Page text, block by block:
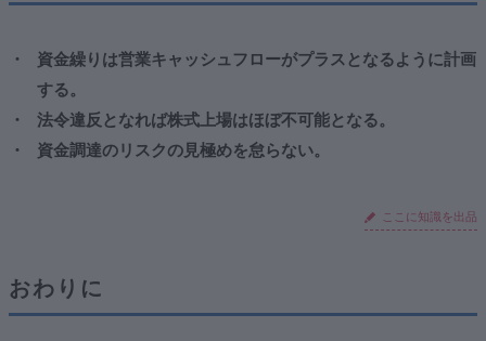
資金繰りは営業キャッシュフローがプラスとなるように計画
する。
法令違反となれば株式上場はほぼ不可能となる。
資金調達のリスクの見極めを怠らない。
ここに知識を出品
おわりに